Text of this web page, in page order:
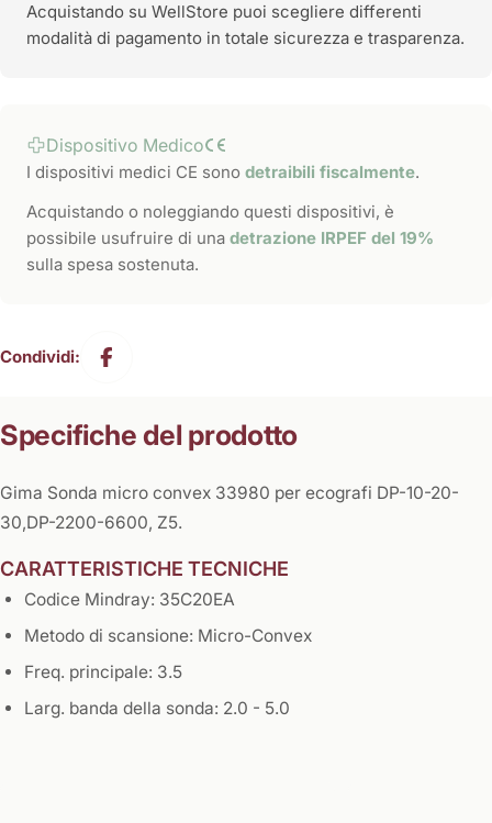
Acquistando su WellStore puoi scegliere differenti
modalità di pagamento in totale sicurezza e trasparenza.
Dispositivo Medico
I dispositivi medici CE sono detraibili fiscalmente.
Acquistando o noleggiando questi dispositivi, è
possibile usufruire di una detrazione IRPEF del 19%
sulla spesa sostenuta.
Condividi:
Specifiche del prodotto
Gima Sonda micro convex 33980 per ecografi DP-10-20-
30,DP-2200-6600, Z5.
CARATTERISTICHE TECNICHE
Codice Mindray: 35C20EA
Metodo di scansione: Micro-Convex
Freq. principale: 3.5
Larg. banda della sonda: 2.0 - 5.0